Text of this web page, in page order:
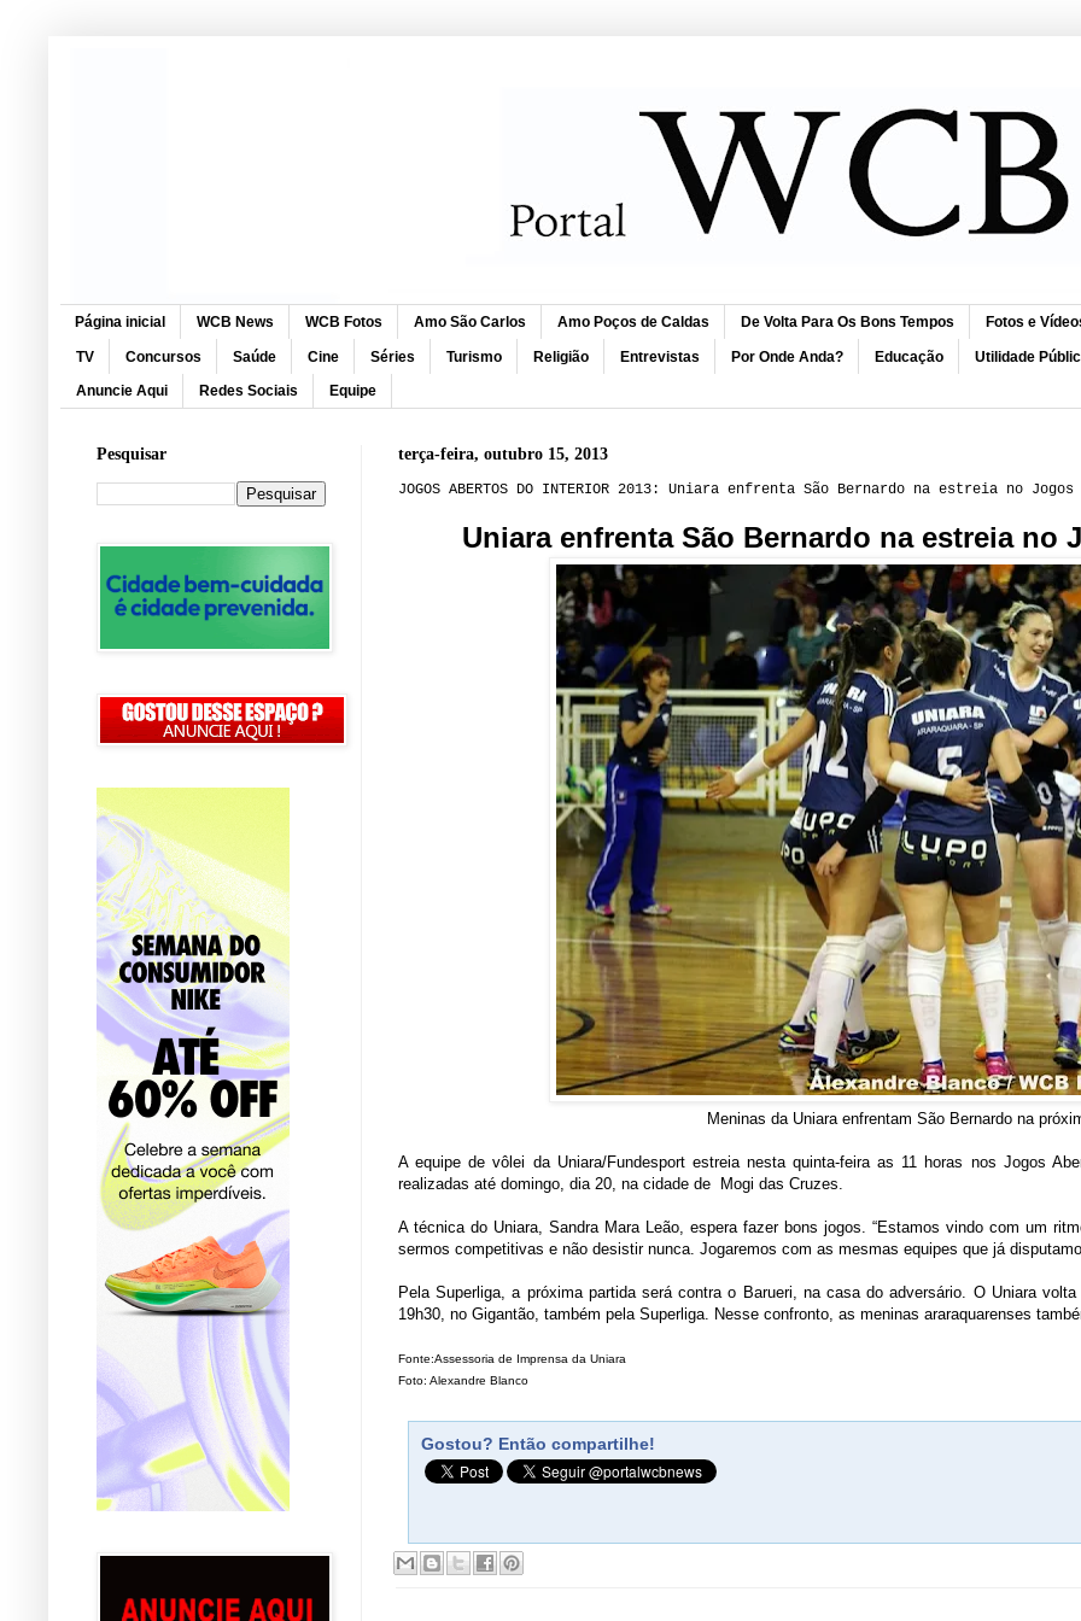
Página inicial WCB News WCB Fotos Amo São Carlos Amo Poços de Caldas De Volta Para Os Bons Tempos Fotos e
TV Concursos Saúde Cine Séries Turismo Religião Entrevistas Por Onde Anda? Educação Utilidade
Anuncie Aqui Redes Sociais Equipe
terça-feira, outubro 15, 2013
JOGOS ABERTOS DO INTERIOR 2013: Uniara enfrenta São Bernardo na estreia no
Uniara enfrenta São Bernardo na estreia no
Meninas da Uniara enfrentam São Bernardo na
A equipe de vôlei da Uniara/Fundesport estreia nesta quinta-feira as 11 horas nos Jogos
realizadas até domingo, dia 20, na cidade de Mogi das Cruzes.
A técnica do Uniara, Sandra Mara Leão, espera fazer bons jogos. “Estamos vindo com um
sermos competitivas e não desistir nunca. Jogaremos com as mesmas equipes que já
Pela Superliga, a próxima partida será contra o Barueri, na casa do adversário. O Uniara
19h30, no Gigantão, também pela Superliga. Nesse confronto, as meninas araraquarenses
Fonte:Assessoria de Imprensa da Uniara
Foto: Alexandre Blanco
Gostou? Então compartilhe!
Pesquisar